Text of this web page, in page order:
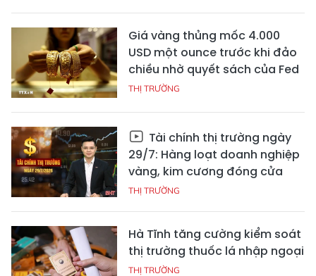
Giá vàng thủng mốc 4.000
USD một ounce trước khi đảo
chiều nhờ quyết sách của Fed
THỊ TRƯỜNG
Tài chính thị trường ngày
29/7: Hàng loạt doanh nghiệp
vàng, kim cương đóng cửa
THỊ TRƯỜNG
Hà Tĩnh tăng cường kiểm soát
thị trường thuốc lá nhập ngoại
THỊ TRƯỜNG